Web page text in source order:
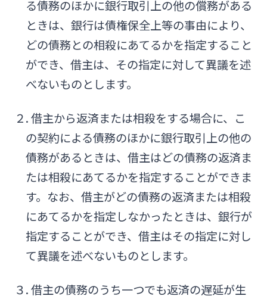
る債務のほかに銀行取引上の他の償務がある
ときは、銀行は債権保全上等の事由により、
どの債務との相殺にあてるかを指定すること
ができ、借主は、その指定に対して異議を述
べないものとします。
２. 借主から返済または相殺をする場合に、こ
の契約による債務のほかに銀行取引上の他の
債務があるときは、借主はどの債務の返済ま
たは相殺にあてるかを指定することができま
す。なお、借主がどの債務の返済または相殺
にあてるかを指定しなかったときは、銀行が
指定することができ、借主はその指定に対し
て異議を述べないものとします。
３. 借主の債務のうち一つでも返済の遅延が生